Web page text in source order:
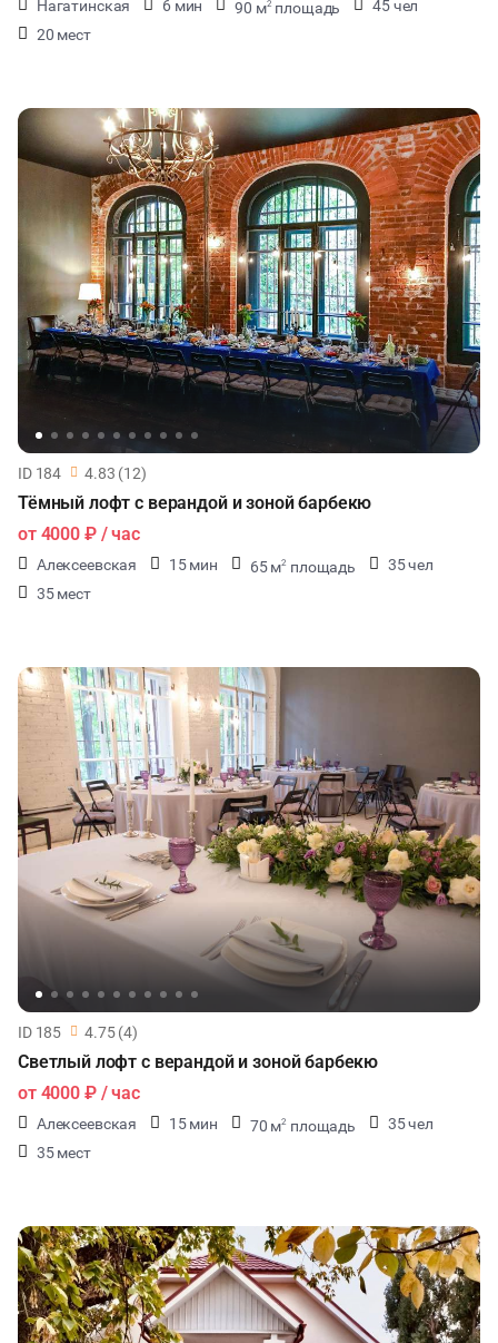
Нагатинская 6 мин 90 м2 площадь
45 чел
20 мест
ID 184 4.83 (12)
Тёмный лофт с верандой и зоной барбекю
от 4000 ₽/ час
Алексеевская 15 мин 65 м2 площадь
35 чел
35 мест
ID 185 4.75 (4)
Светлый лофт с верандой и зоной барбекю
от 4000 ₽/ час
Алексеевская 15 мин 70 м2 площадь
35 чел
35 мест